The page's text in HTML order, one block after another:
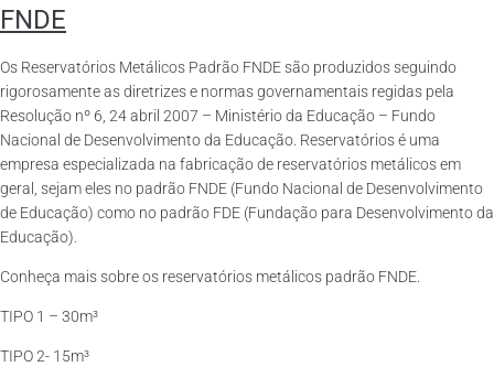
FNDE
Os Reservatórios Metálicos Padrão FNDE são produzidos seguindo
rigorosamente as diretrizes e normas governamentais regidas pela
Resolução nº 6, 24 abril 2007 – Ministério da Educação – Fundo
Nacional de Desenvolvimento da Educação. Reservatórios é uma
empresa especializada na fabricação de reservatórios metálicos em
geral, sejam eles no padrão FNDE (Fundo Nacional de Desenvolvimento
de Educação) como no padrão FDE (Fundação para Desenvolvimento da
Educação).
Conheça mais sobre os reservatórios metálicos padrão FNDE.
TIPO 1 – 30m³
TIPO 2- 15m³